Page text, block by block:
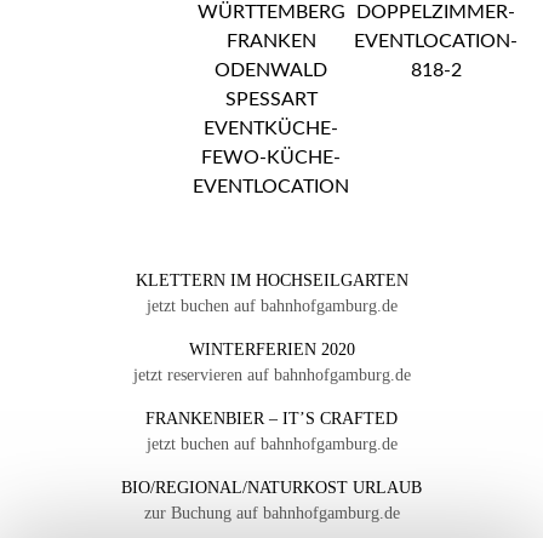
KLETTERN IM HOCHSEILGARTEN
jetzt buchen auf bahnhofgamburg.de
WINTERFERIEN 2020
jetzt reservieren auf bahnhofgamburg.de
FRANKENBIER – IT’S CRAFTED
jetzt buchen auf bahnhofgamburg.de
BIO/REGIONAL/NATURKOST URLAUB
zur Buchung auf bahnhofgamburg.de